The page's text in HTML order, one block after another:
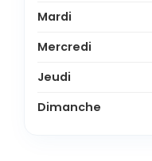
Mardi
Mercredi
Jeudi
Dimanche